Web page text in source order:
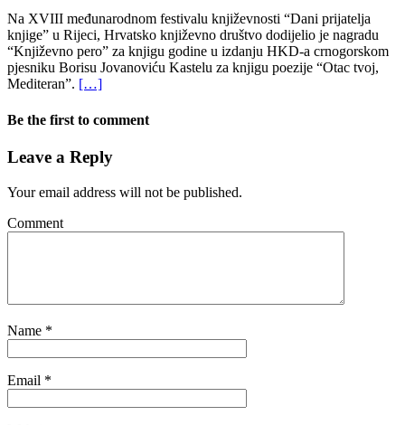
Na XVIII međunarodnom festivalu književnosti “Dani prijatelja
knjige” u Rijeci, Hrvatsko književno društvo dodijelio je nagradu
“Književno pero” za knjigu godine u izdanju HKD-a crnogorskom
pjesniku Borisu Jovanoviću Kastelu za knjigu poezije “Otac tvoj,
Mediteran”. […]
Be the first to comment
Leave a Reply
Your email address will not be published.
Comment
Name *
Email *